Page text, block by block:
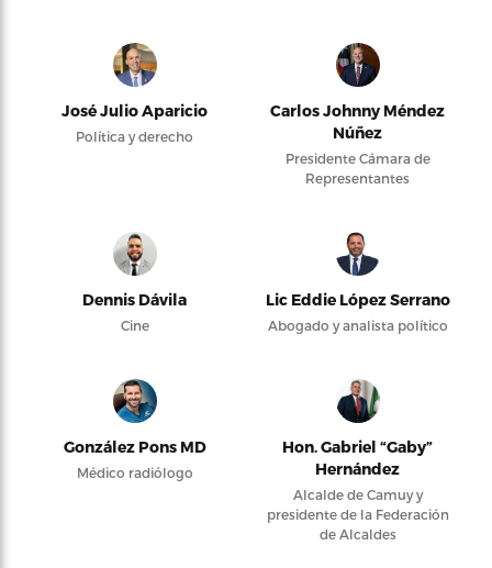
José Julio Aparicio
Política y derecho
Carlos Johnny Méndez
Núñez
Presidente Cámara de
Representantes
Dennis Dávila
Cine
Lic Eddie López Serrano
Abogado y analista político
González Pons MD
Médico radiólogo
Hon. Gabriel “Gaby”
Hernández
Alcalde de Camuy y
presidente de la Federación
de Alcaldes